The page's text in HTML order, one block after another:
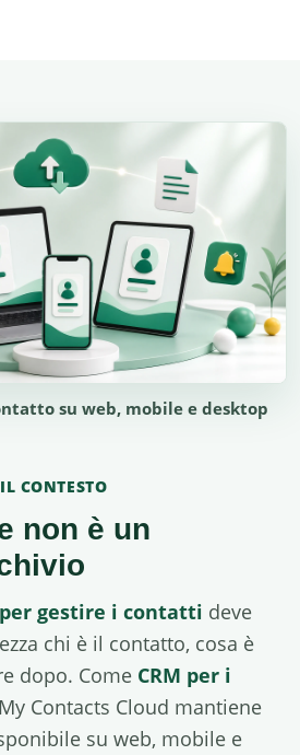
su web, mobile e desktop
CONTESTO
non è un
gestire i contatti deve
chi è il contatto, cosa è
dopo. Come CRM per i
Contacts Cloud mantiene
su web, mobile e